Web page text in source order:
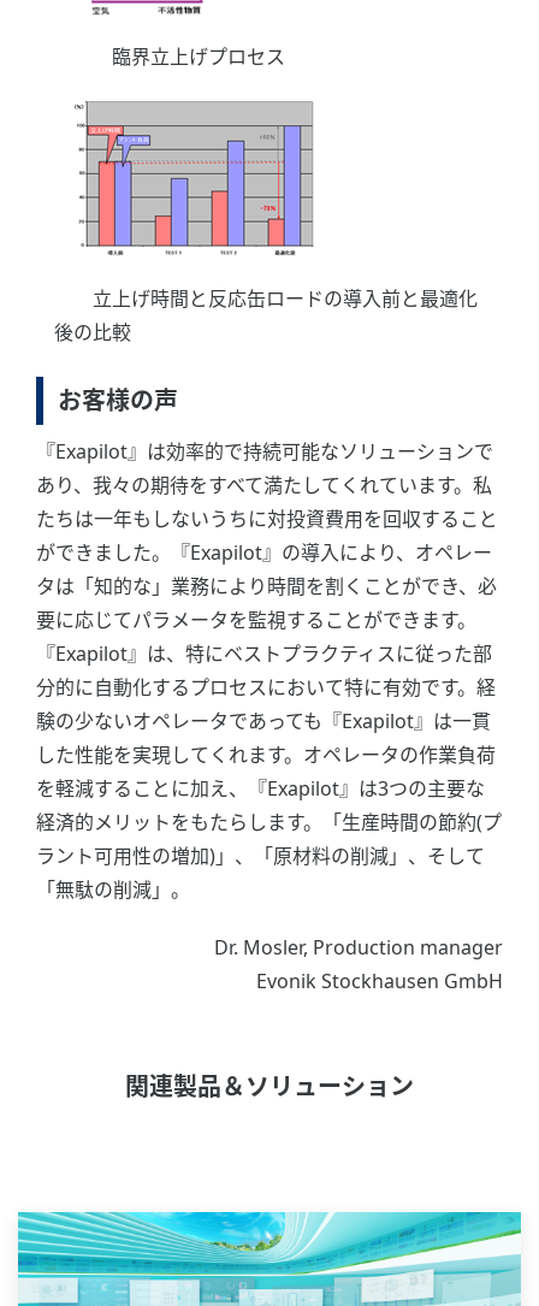
臨界立上げプロセス
立上げ時間と反応缶ロードの導入前と最適化
後の比較
お客様の声
『Exapilot』は効率的で持続可能なソリューションで
あり、我々の期待をすべて満たしてくれています。私
たちは一年もしないうちに対投資費用を回収すること
ができました。『Exapilot』の導入により、オペレー
タは「知的な」業務により時間を割くことができ、必
要に応じてパラメータを監視することができます。
『Exapilot』は、特にベストプラクティスに従った部
分的に自動化するプロセスにおいて特に有効です。経
験の少ないオペレータであっても『Exapilot』は一貫
した性能を実現してくれます。オペレータの作業負荷
を軽減することに加え、『Exapilot』は3つの主要な
経済的メリットをもたらします。「生産時間の節約(プ
ラント可用性の増加)」、「原材料の削減」、そして
「無駄の削減」。
Dr. Mosler, Production manager
Evonik Stockhausen GmbH
関連製品＆ソリューション